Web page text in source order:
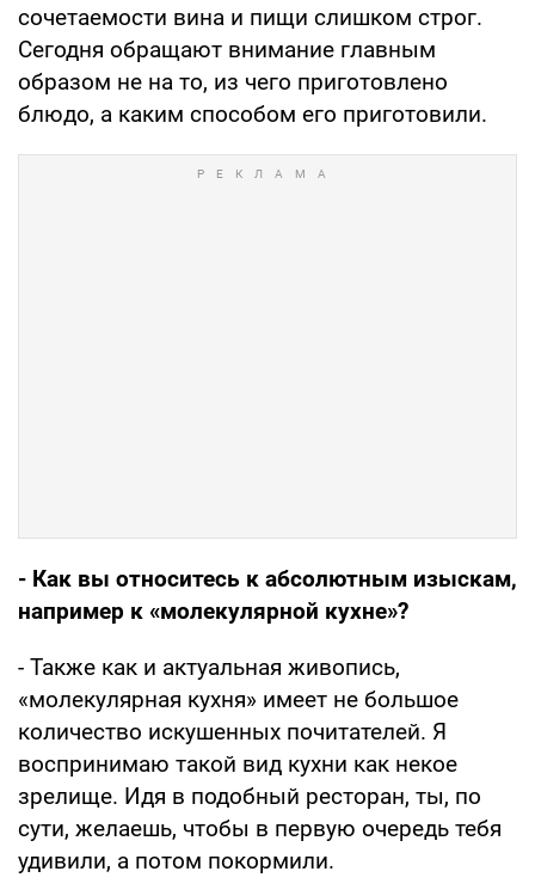
сочетаемости вина и пищи слишком строг.
Сегодня обращают внимание главным
образом не на то, из чего приготовлено
блюдо, а каким способом его приготовили.
- Как вы относитесь к абсолютным изыскам,
например к «молекулярной кухне»?
- Также как и актуальная живопись,
«молекулярная кухня» имеет не большое
количество искушенных почитателей. Я
воспринимаю такой вид кухни как некое
зрелище. Идя в подобный ресторан, ты, по
сути, желаешь, чтобы в первую очередь тебя
удивили, а потом покормили.